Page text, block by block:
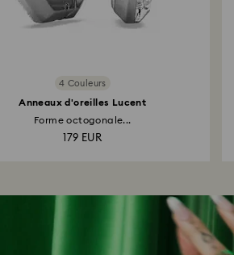
4 Couleurs
Anneaux d'oreilles Lucent
Forme octogonale...
179 EUR